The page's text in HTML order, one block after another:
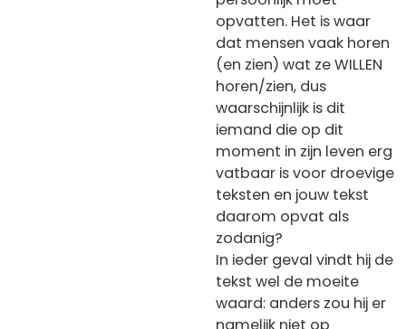
opvatten. Het is waar
dat mensen vaak horen
(en zien) wat ze WILLEN
horen/zien, dus
waarschijnlijk is dit
iemand die op dit
moment in zijn leven erg
vatbaar is voor droevige
teksten en jouw tekst
daarom opvat als
zodanig?
In ieder geval vindt hij de
tekst wel de moeite
waard: anders zou hij er
namelijk niet op